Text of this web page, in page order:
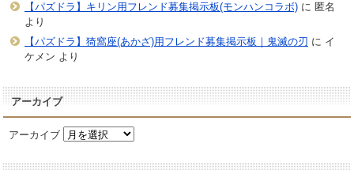
【パズドラ】キリン用フレンド募集掲示板(モンハンコラボ)に 匿名
より
【パズドラ】猗窩座(あかざ)用フレンド募集掲示板｜鬼滅の刃 に イ
ケメン より
アーカイブ
アーカイブ